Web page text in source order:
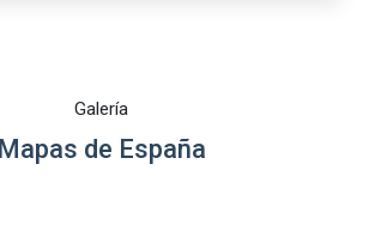
Galería
Mapas de España